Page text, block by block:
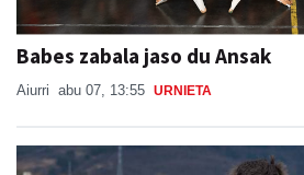
Babes zabala jaso du Ansak
Aiurri abu 07, 13:55 URNIETA